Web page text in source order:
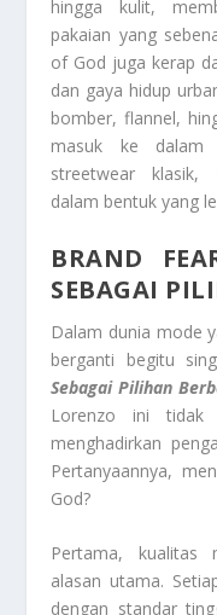
hingga kulit,
pakaian yang
of God juga kerap
dan gaya hidup
bomber, flannel,
masuk ke dalam
streetwear klasik,
dalam bentuk yang
BRAND
SEBAGAI
Dalam dunia mode
berganti begitu
Sebagai Pilihan
Lorenzo ini tidak
menghadirkan
Pertanyaannya,
God?
Pertama, kualitas
alasan utama.
dengan standar